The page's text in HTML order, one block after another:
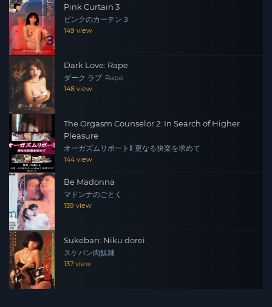
Pink Curtain 3
ピンクのカーテン３
149 view
Dark Love: Rape
ダーク ラブ: Rape
148 view
The Orgasm Counselor 2: In Search of Higher
Pleasure
オーガズムリポートⅡ 更なる快楽を求めて
144 view
Be Madonna
マドンナのごとく
139 view
Sukeban: Niku dorei
スケバン肉奴隷
137 view